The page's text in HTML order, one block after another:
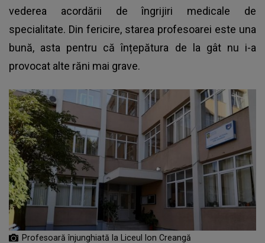
vederea acordării de îngrijiri medicale de
specialitate. Din fericire, starea profesoarei este una
bună, asta pentru că înțepătura de la gât nu i-a
provocat alte răni mai grave.
Profesoară înjunghiată la Liceul Ion Creangă